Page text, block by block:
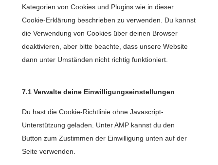
r
v
i
c
e
o
d
p
r
o
s
e
r
v
s
o
n
Kategorien von Cookies und Plugins wie in dieser
Cookie-Erklärung beschrieben zu verwenden. Du kannst
die Verwendung von Cookies über deinen Browser
deaktivieren, aber bitte beachte, dass unsere Website
dann unter Umständen nicht richtig funktioniert.
7.1 Verwalte deine Einwilligungseinstellungen
Du hast die Cookie-Richtlinie ohne Javascript-
Unterstützung geladen. Unter AMP kannst du den
Button zum Zustimmen der Einwilligung unten auf der
Seite verwenden.